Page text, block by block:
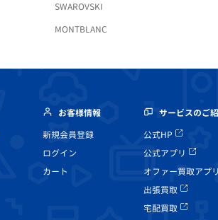
SWAROVSKI
MONTBLANC
お客様情報
新規会員登録
ログイン
カート
サービスのご
公式HP
公式アプリ
オファー買取アプリ
出張買取
宅配買取